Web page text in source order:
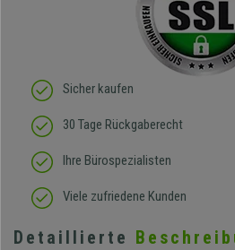
Sicher kaufen
30 Tage Rückgaberecht
Ihre Bürospezialisten
Viele zufriedene Kunden
Detaillierte